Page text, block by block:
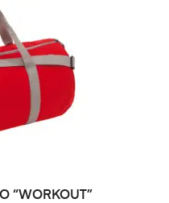
OPCIONES
“WORKOUT”